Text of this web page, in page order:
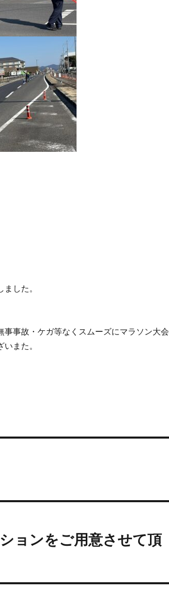
した。
事故・ケガ等なくスムーズにマラソン大会
また。
ョンをご用意させて頂